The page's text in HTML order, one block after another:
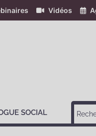
Vidéos
SOCIAL